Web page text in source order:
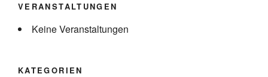
VERANSTALTUNGEN
Keine Veranstaltungen
KATEGORIEN